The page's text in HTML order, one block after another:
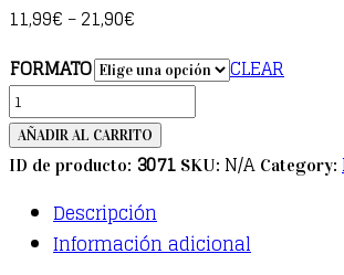
11,99€ – 21,90€
FORMATO
CLEAR
El
Stradivarius
quantity
AÑADIR AL CARRITO
ID de producto: 3071 SKU: N/A Category:
Descripción
Información adicional